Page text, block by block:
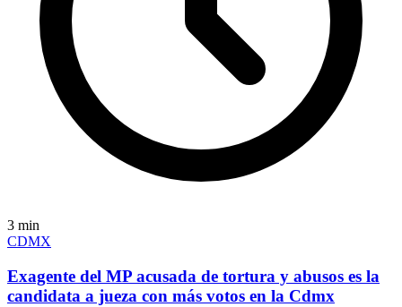
3 min
CDMX
Exagente del MP acusada de tortura y abusos es la
candidata a jueza con más votos en la Cdmx